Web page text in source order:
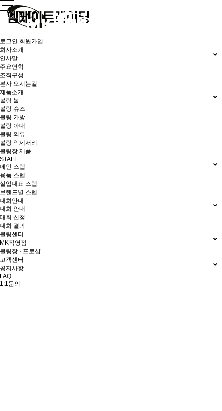
로그인 회원가입
회사소개
인사말
주요연혁
조직구성
본사 오시는길
제품소개
볼링 볼
볼링 슈즈
볼링 가방
볼링 아대
볼링 의류
볼링 악세서리
볼링장 제품
STAFF
메인 스텝
용품 스텝
실업대표 스텝
브랜드별 스텝
대회안내
대회 안내
대회 신청
대회 결과
볼링센터
MK직영점
볼링장 · 프로샵
고객센터
공지사항
FAQ
1:1문의